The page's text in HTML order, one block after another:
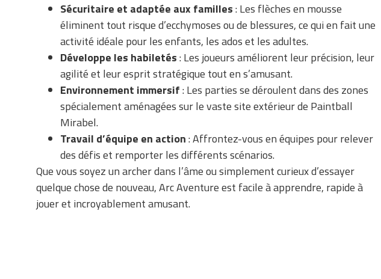
Sécuritaire et adaptée aux familles: Les flèches en mousse
éliminent tout risque d’ecchymoses ou de blessures, ce qui en fait une
activité idéale pour les enfants, les ados et les adultes.
Développe les habiletés: Les joueurs améliorent leur précision, leur
agilité et leur esprit stratégique tout en s’amusant.
Environnement immersif: Les parties se déroulent dans des zones
spécialement aménagées sur le vaste site extérieur de Paintball
Mirabel.
Travail d’équipe en action: Affrontez-vous en équipes pour relever
des défis et remporter les différents scénarios.
Que vous soyez un archer dans l’âme ou simplement curieux d’essayer
quelque chose de nouveau, Arc Aventure est facile à apprendre, rapide à
jouer et incroyablement amusant.